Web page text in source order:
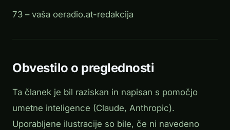
73 – vaša oeradio.at-redakcija
Obvestilo o preglednosti
Ta članek je bil raziskan in napisan s pomočjo
umetne inteligence (Claude, Anthropic).
Uporabljene ilustracije so bile, če ni navedeno